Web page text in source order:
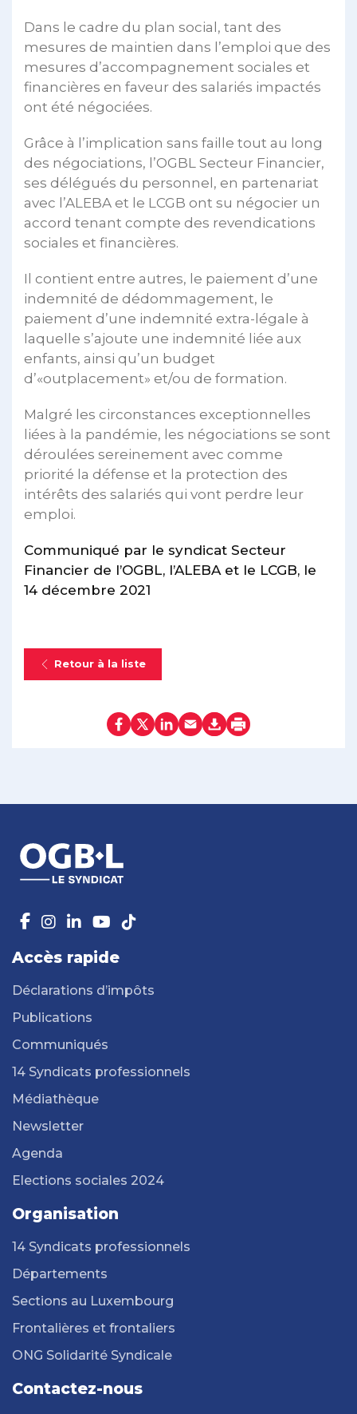
Dans le cadre du plan social, tant des
mesures de maintien dans l’emploi que des
mesures d’accompagnement sociales et
financières en faveur des salariés impactés
ont été négociées.
Grâce à l’implication sans faille tout au long
des négociations, l’OGBL Secteur Financier,
ses délégués du personnel, en partenariat
avec l’ALEBA et le LCGB ont su négocier un
accord tenant compte des revendications
sociales et financières.
Il contient entre autres, le paiement d’une
indemnité de dédommagement, le
paiement d’une indemnité extra-légale à
laquelle s’ajoute une indemnité liée aux
enfants, ainsi qu’un budget
d’«outplacement» et/ou de formation.
Malgré les circonstances exceptionnelles
liées à la pandémie, les négociations se sont
déroulées sereinement avec comme
priorité la défense et la protection des
intérêts des salariés qui vont perdre leur
emploi.
Communiqué par le syndicat Secteur
Financier de l’OGBL, l’ALEBA et le LCGB, le
14 décembre 2021
Retour à la liste
Accès rapide
Déclarations d’impôts
Publications
Communiqués
14 Syndicats professionnels
Médiathèque
Newsletter
Agenda
Elections sociales 2024
Organisation
14 Syndicats professionnels
Départements
Sections au Luxembourg
Frontalières et frontaliers
ONG Solidarité Syndicale
Contactez-nous